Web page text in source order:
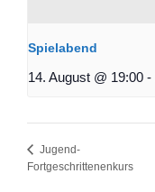
Spielabend
14. August @ 19:00 -
Jugend-
Fortgeschrittenenkurs